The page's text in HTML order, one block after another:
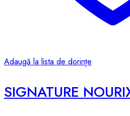
Adaugă la lista de dorințe